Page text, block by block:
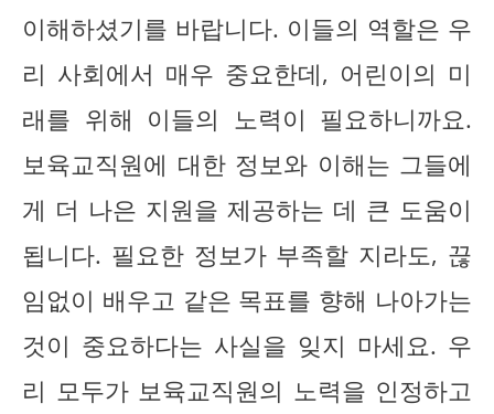
이해하셨기를 바랍니다. 이들의 역할은 우
리 사회에서 매우 중요한데, 어린이의 미
래를 위해 이들의 노력이 필요하니까요.
보육교직원에 대한 정보와 이해는 그들에
게 더 나은 지원을 제공하는 데 큰 도움이
됩니다. 필요한 정보가 부족할 지라도, 끊
임없이 배우고 같은 목표를 향해 나아가는
것이 중요하다는 사실을 잊지 마세요. 우
리 모두가 보육교직원의 노력을 인정하고